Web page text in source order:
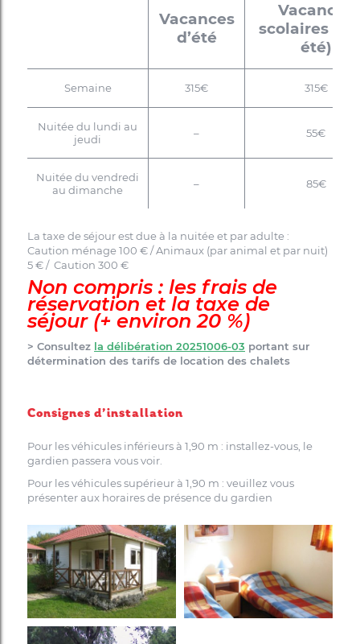
Vacances
d’été
Vacances
scolaires
été)
Semaine 315€ 315€
Nuitée du lundi au
jeudi
– 55€
Nuitée du vendredi
au dimanche
– 85€
La taxe de séjour est due à la nuitée et par adulte :
Caution ménage 100 € / Animaux (par animal et par nuit)
5 € / Caution 300 €
Non compris : les frais de
réservation et la taxe de
séjour (+ environ 20 %)
> Consultez la délibération 20251006-03 portant sur
détermination des tarifs de location des chalets
Consignes d’installation
Pour les véhicules inférieurs à 1,90 m : installez-vous, le
gardien passera vous voir.
Pour les véhicules supérieur à 1,90 m : veuillez vous
présenter aux horaires de présence du gardien